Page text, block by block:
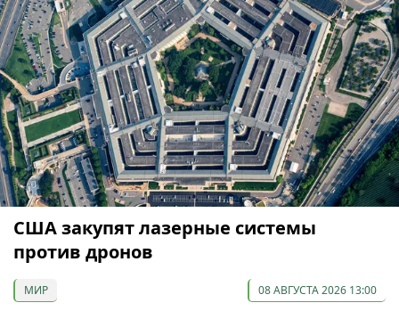
США закупят лазерные системы
против дронов
МИР 08 АВГУСТА 2026 13:00